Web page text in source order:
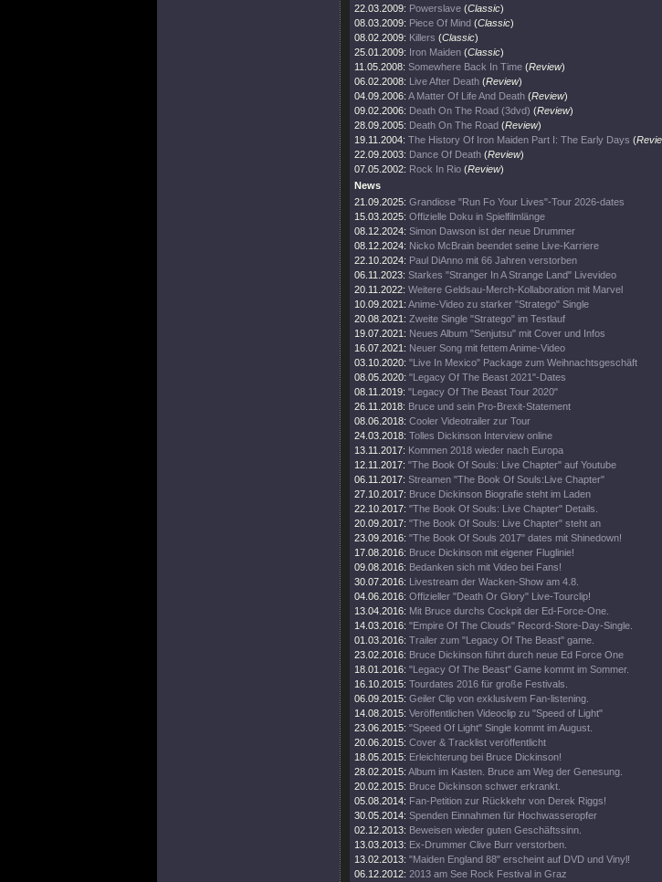
22.03.2009: Powerslave (Classic)
08.03.2009: Piece Of Mind (Classic)
08.02.2009: Killers (Classic)
25.01.2009: Iron Maiden (Classic)
11.05.2008: Somewhere Back In Time (Review)
06.02.2008: Live After Death (Review)
04.09.2006: A Matter Of Life And Death (Review)
09.02.2006: Death On The Road (3dvd) (Review)
28.09.2005: Death On The Road (Review)
19.11.2004: The History Of Iron Maiden Part I: The Early Days (
22.09.2003: Dance Of Death (Review)
07.05.2002: Rock In Rio (Review)
News
21.09.2025: Grandiose "Run Fo Your Lives"-Tour 2026-dates
15.03.2025: Offizielle Doku in Spielfilmlänge
08.12.2024: Simon Dawson ist der neue Drummer
08.12.2024: Nicko McBrain beendet seine Live-Karriere
22.10.2024: Paul DiAnno mit 66 Jahren verstorben
06.11.2023: Starkes "Stranger In A Strange Land" Livevideo
20.11.2022: Weitere Geldsau-Merch-Kollaboration mit Marvel
10.09.2021: Anime-Video zu starker "Stratego" Single
20.08.2021: Zweite Single "Stratego" im Testlauf
19.07.2021: Neues Album "Senjutsu" mit Cover und Infos
16.07.2021: Neuer Song mit fettem Anime-Video
03.10.2020: "Live In Mexico" Package zum Weihnachtsgeschäft
08.05.2020: "Legacy Of The Beast 2021"-Dates
08.11.2019: "Legacy Of The Beast Tour 2020"
26.11.2018: Bruce und sein Pro-Brexit-Statement
08.06.2018: Cooler Videotrailer zur Tour
24.03.2018: Tolles Dickinson Interview online
13.11.2017: Kommen 2018 wieder nach Europa
12.11.2017: "The Book Of Souls: Live Chapter" auf Youtube
06.11.2017: Streamen "The Book Of Souls:Live Chapter"
27.10.2017: Bruce Dickinson Biografie steht im Laden
22.10.2017: "The Book Of Souls: Live Chapter" Details.
20.09.2017: "The Book Of Souls: Live Chapter" steht an
23.09.2016: "The Book Of Souls 2017" dates mit Shinedown!
17.08.2016: Bruce Dickinson mit eigener Fluglinie!
09.08.2016: Bedanken sich mit Video bei Fans!
30.07.2016: Livestream der Wacken-Show am 4.8.
04.06.2016: Offizieller "Death Or Glory" Live-Tourclip!
13.04.2016: Mit Bruce durchs Cockpit der Ed-Force-One.
14.03.2016: "Empire Of The Clouds" Record-Store-Day-Single.
01.03.2016: Trailer zum "Legacy Of The Beast" game.
23.02.2016: Bruce Dickinson führt durch neue Ed Force One
18.01.2016: "Legacy Of The Beast" Game kommt im Sommer.
16.10.2015: Tourdates 2016 für große Festivals.
06.09.2015: Geiler Clip von exklusivem Fan-listening.
14.08.2015: Veröffentlichen Videoclip zu "Speed of Light"
23.06.2015: "Speed Of Light" Single kommt im August.
20.06.2015: Cover & Tracklist veröffentlicht
18.05.2015: Erleichterung bei Bruce Dickinson!
28.02.2015: Album im Kasten. Bruce am Weg der Genesung.
20.02.2015: Bruce Dickinson schwer erkrankt.
05.08.2014: Fan-Petition zur Rückkehr von Derek Riggs!
30.05.2014: Spenden Einnahmen für Hochwasseropfer
02.12.2013: Beweisen wieder guten Geschäftssinn.
13.03.2013: Ex-Drummer Clive Burr verstorben.
13.02.2013: "Maiden England 88" erscheint auf DVD und Vinyl!
06.12.2012: 2013 am See Rock Festival in Graz